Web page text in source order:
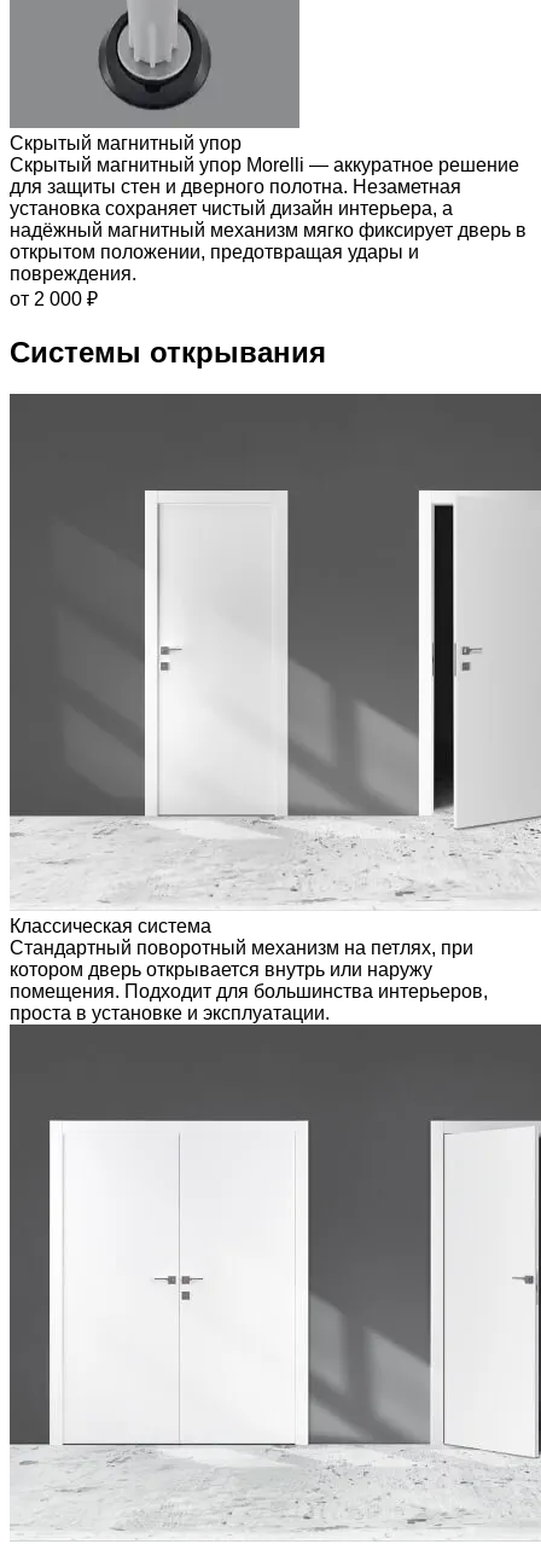
Скрытый магнитный упор
Скрытый магнитный упор Morelli — аккуратное решение
для защиты стен и дверного полотна. Незаметная
установка сохраняет чистый дизайн интерьера, а
надёжный магнитный механизм мягко фиксирует дверь в
открытом положении, предотвращая удары и
повреждения.
от 2 000 ₽
Системы открывания
Классическая система
Стандартный поворотный механизм на петлях, при
котором дверь открывается внутрь или наружу
помещения. Подходит для большинства интерьеров,
проста в установке и эксплуатации.